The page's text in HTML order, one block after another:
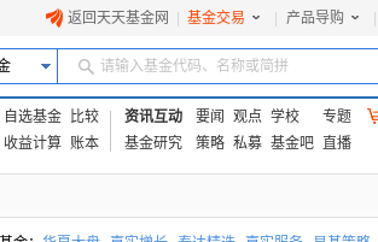
返回天天基金网 基金交易 产品导购
请输入基金代码、名称或简拼
自选基金
比较
收益计算 账本
资讯互动 要闻 观点 学校
专题
基金研究
策略 私募 基金吧 直播